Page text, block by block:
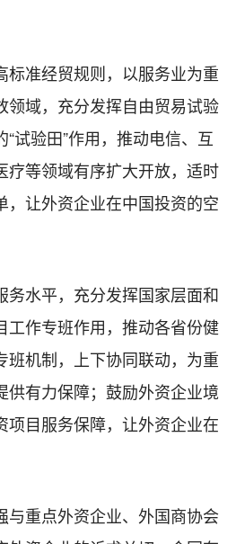
标准经贸规则，以服务业为重
领域，充分发挥自由贸易试验
试验田”作用，推动电信、互
疗等领域有序扩大开放，适时
，让外资企业在中国投资的空
务水平，充分发挥国家层面和
工作专班作用，推动各省份健
班机制，上下协同联动，为重
供有力保障；鼓励外资企业境
项目服务保障，让外资企业在
与重点外资企业、外国商协会